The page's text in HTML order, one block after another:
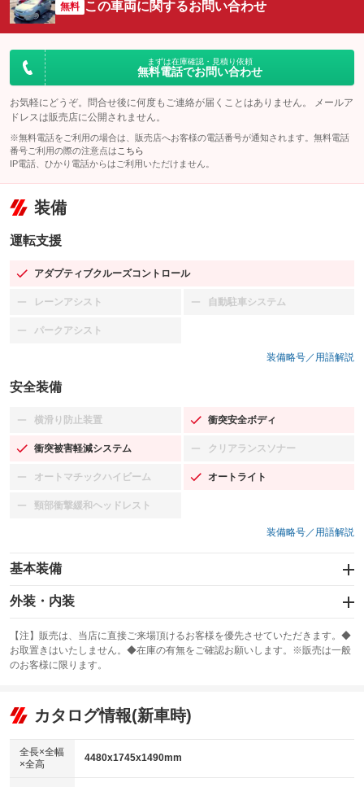
無料 この車両に関するお問い合わせ
まずは在庫確認・見積り依頼
無料電話でお問い合わせ
お気軽にどうぞ。問合せ後に何度もご連絡が届くことはありません。 メールア
ドレスは販売店に公開されません。
※無料電話をご利用の場合は、販売店へお客様の電話番号が通知されます。無料電話
番号ご利用の際の注意点は こちら
IP電話、ひかり電話からはご利用いただけません。
装備
運転支援
アダプティブクルーズコントロール
：装備あり
レーンアシスト
：装備なし 自動駐車システム
：装備なし
パークアシスト
：装備なし
装備略号／用語解説
安全装備
横滑り防止装置
：装備なし 衝突安全ボディ
：装備あり
衝突被害軽減システム
：装備あり クリアランスソナー
：装備なし
オートマチックハイビーム
：装備なし オートライト
：装備あり
頸部衝撃緩和ヘッドレスト
：装備なし
装備略号／用語解説
基本装備
エアバッグ：運転席/助手席/サイド
：装備あり
：装備なし
サンルーフ
：装備なし ABS
リフトアップ
：装備なし
：装備なし
パワーウィンドウ
外装・内装
カーナビ：HDDナビ
：装備あり
TV：フルセグ
：装備あり
ビジュアル：-／DVD再生
：装備あり
：装備あり
革シート
【注】販売は、当店に直接ご来場頂けるお客様を優先させていただきます。◆
お取置きはいたしません。◆在庫の有無をご確認お願いします。※販売は一般
のお客様に限ります。
カタログ情報(新車時)
全長×全幅
×全高
4480x1745x1490mm